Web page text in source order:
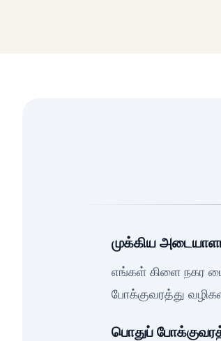
முக்கிய
எங்கள் கிளை நகர
போக்குவரத்து
பொதுப்